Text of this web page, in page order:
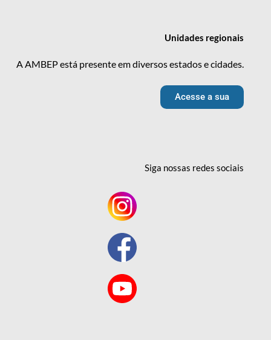
Unidades regionais
A AMBEP está presente em diversos estados e cidades.
Acesse a sua
Siga nossas redessociais